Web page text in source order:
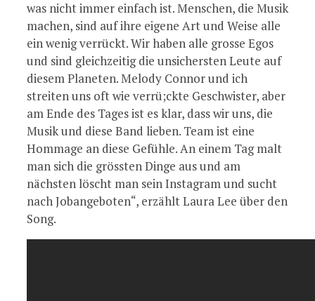
was nicht immer einfach ist. Menschen, die Musik
machen, sind auf ihre eigene Art und Weise alle
ein wenig verrückt. Wir haben alle grosse Egos
und sind gleichzeitig die unsichersten Leute auf
diesem Planeten. Melody Connor und ich
streiten uns oft wie verrü;ckte Geschwister, aber
am Ende des Tages ist es klar, dass wir uns, die
Musik und diese Band lieben. Team ist eine
Hommage an diese Gefühle. An einem Tag malt
man sich die grössten Dinge aus und am
nächsten löscht man sein Instagram und sucht
nach Jobangeboten“, erzählt Laura Lee über den
Song.